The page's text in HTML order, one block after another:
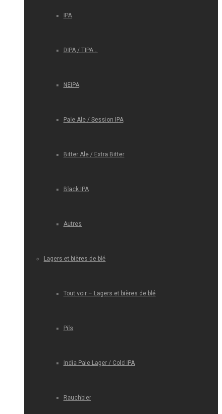
IPA
DIPA / TIPA…
NEIPA
Pale Ale / Session IPA
Bitter Ale / Extra Bitter
Black IPA
Autres
Lagers et bières de blé
Tout voir – Lagers et bières de blé
Pils
India Pale Lager / Cold IPA
Rauchbier